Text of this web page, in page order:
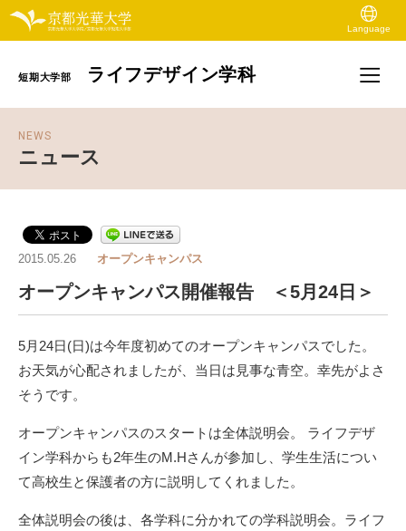
Language
短期大学部 ライフデザイン学科
NEWS
ニュース
2015.05.26 オープンキャンパス
オープンキャンパス開催報告 ＜5月24日＞
5月24日(日)は今年度初めてのオープンキャンパスでした。
お天気が心配されましたが、当日は見事な青空。幸先がよさ
そうです。
オープンキャンパスのスタートは全体説明会。 ライフデザ
イン学科からも2年生のM.Hさんが参加し、学生生活につい
て高校生と保護者の方に説明してくれました。
全体説明会の後は、各学科に分かれての学科説明会。 ライフ